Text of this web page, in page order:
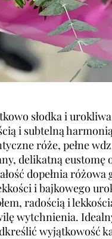
słodka i
i subtelną
róże, pełne
delikatną eustomę
dopełnia różowa
i bajkowego
radością i
wytchnienia.
wyjątkowość